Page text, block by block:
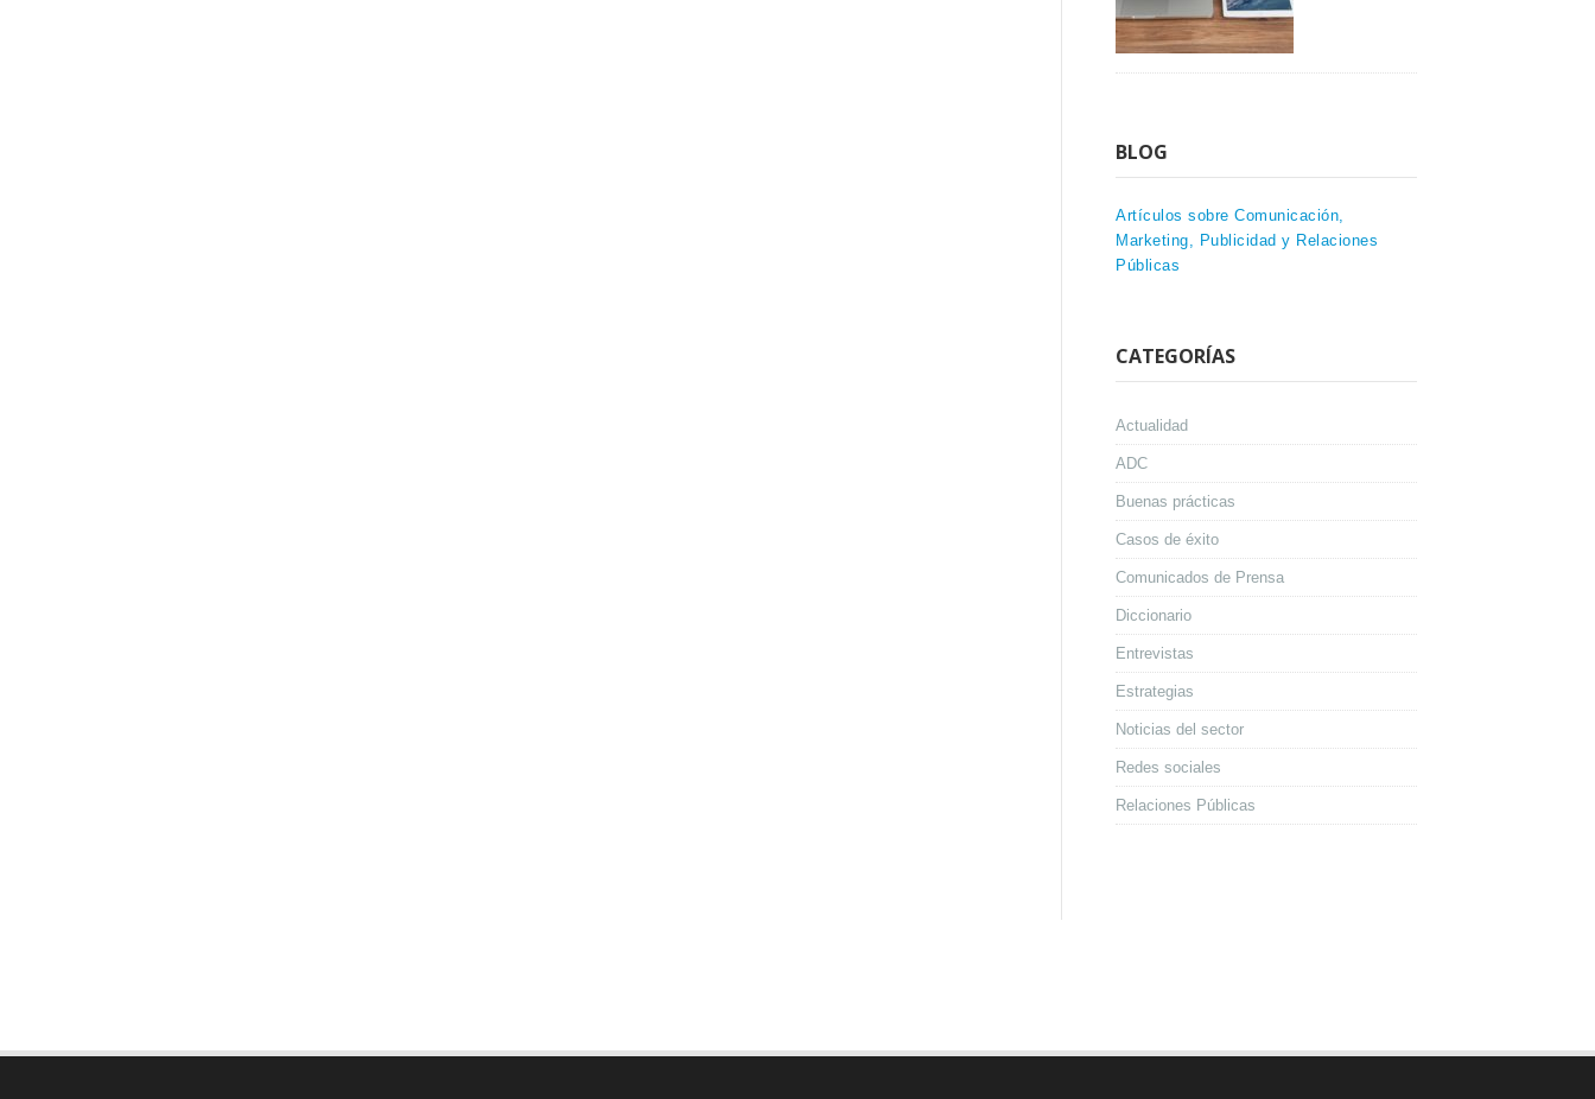
BLOG
Artículos sobre Comunicación,
Marketing, Publicidad y Relaciones
Públicas
CATEGORÍAS
Actualidad
ADC
Buenas prácticas
Casos de éxito
Comunicados de Prensa
Diccionario
Entrevistas
Estrategias
Noticias del sector
Redes sociales
Relaciones Públicas